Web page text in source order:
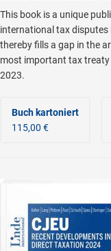
This book is a unique
international tax disputes
thereby fills a gap in the
most important tax treaty
2023.
Buch kartoniert
115,00 €